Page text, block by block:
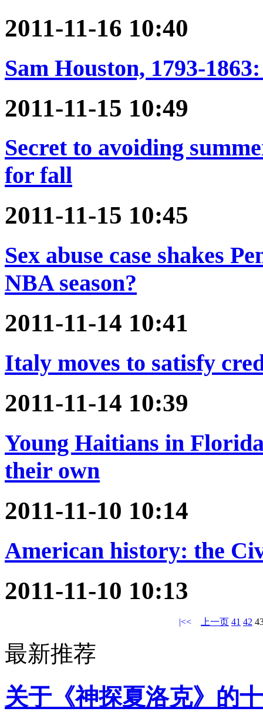
2011-11-16 10:40
Sam Houston, 1793-
2011-11-15 10:49
Secret to avoiding
for fall
2011-11-15 10:45
Sex abuse case shakes
NBA season?
2011-11-14 10:41
Italy moves to satisfy
2011-11-14 10:39
Young Haitians in
their own
2011-11-10 10:14
American history: the
2011-11-10 10:13
|<< 上一页 41 42
最新推荐
关于《神探夏洛克》的